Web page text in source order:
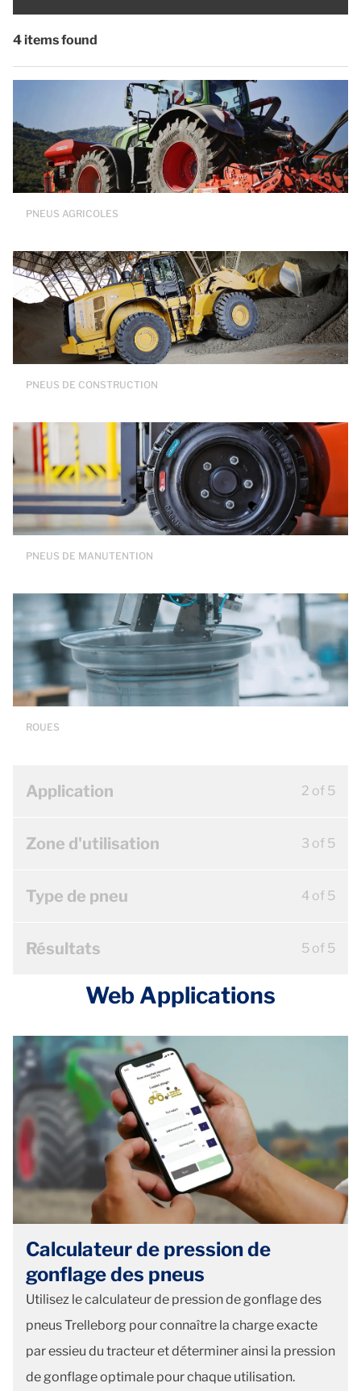
4 items found
PNEUS AGRICOLES
PNEUS DE CONSTRUCTION
PNEUS DE MANUTENTION
ROUES
Application 2 of 5
Zone d'utilisation 3 of 5
Type de pneu 4 of 5
Résultats 5 of 5
Web Applications
Calculateur de pression de
gonflage des pneus
Utilisez le calculateur de pression de gonflage des
pneus Trelleborg pour connaître la charge exacte
par essieu du tracteur et déterminer ainsi la pression
de gonflage optimale pour chaque utilisation.